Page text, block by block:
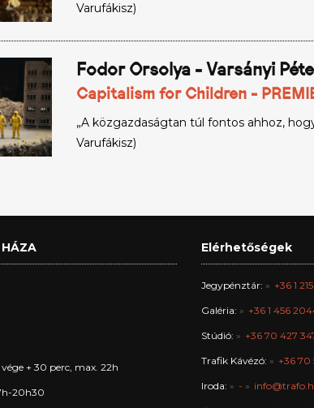
Varufákisz)
Fodor Orsolya - Varsányi
Capitalism for Children -
„A közgazdaságtan túl fontos ahhoz,
Varufákisz)
HÁZA
+ 30 perc, max. 22h
20h30
Elérhetőségek
Jegypénztár: +36 1
Galéria: +36 1 456
Stúdió: +36 70 427
Trafik Kávézó: +36 70
Iroda: -